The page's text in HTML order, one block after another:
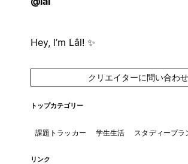
Hey, I’m Lâl! ✨
クリエイターに問い合わせ
トップカテゴリー
課題トラッカー 学生生活 スタディープラ
リンク